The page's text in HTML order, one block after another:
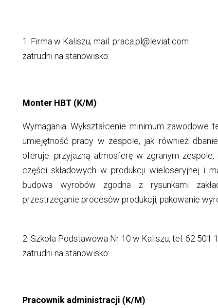
1. Firma w Kaliszu, mail: praca.pl@leviat.com
zatrudni na stanowisko:
Monter HBT (K/M)
Wymagania: Wykształcenie minimum zawodowe
umiejętność pracy w zespole, jak również
oferuje: przyjazną atmosferę w zgranym
części składowych w produkcji wieloseryjnej i
budowa wyrobów zgodna z rysunkami
przestrzeganie procesów produkcji, pakowanie
2. Szkoła Podstawowa Nr 10 w Kaliszu, tel. 62 501
zatrudni na stanowisko:
Pracownik administracji (K/M)